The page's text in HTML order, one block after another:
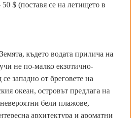
$ (поставя се на летището в
където водата прилича на
не по-малко екзотично-
западно от бреговете на
океан, островът предлага на
бели плажове,
архитектура и ароматни